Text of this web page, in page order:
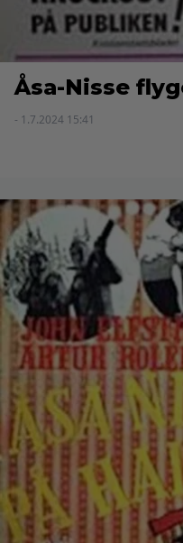
Åsa-Nisse
- 1.7.2024 15:41